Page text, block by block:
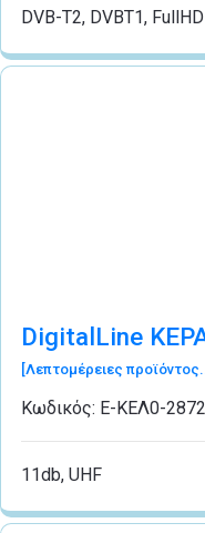
DVB-T2, DVBT1, FullHD
DigitalLine
[Λεπτομέρειες
Κωδικός: Ε-ΚΕΛ0-2872
11db, UHF